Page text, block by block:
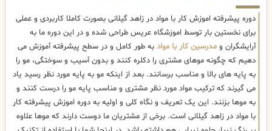
دوره پیشرفته اموزش کار با مواد در زاهد گیلانی بصورت کاملا کاربردی و عملی
برای نخستین بار توسط اموزشگاه عریس طراحی شده و در این دوره ما به
آرایشگران و مدرسین کار با مواد به طور کامل و در سطح پیشرفته آموزش می
دهیم که چگونه موهای مشتری را دکلره کنند و بدون آسیب و سوختگی، مو را
به پایه های بالا و مناسب برسانند. بعد از اینکه مو به پایه مورد نظر رسید یاد
می گیرند که ترکیب مواد مورد نظر مشتری و مناسب پایه مو را درست کنند و
به موها بزنند. این یک تعریف و نگاه کلی و اولیه به دوره اموزش پیشرفته کار
با مواد در زاهد گیلانی است. برخی از مشتریان ما دوست دارند که موها علاوه